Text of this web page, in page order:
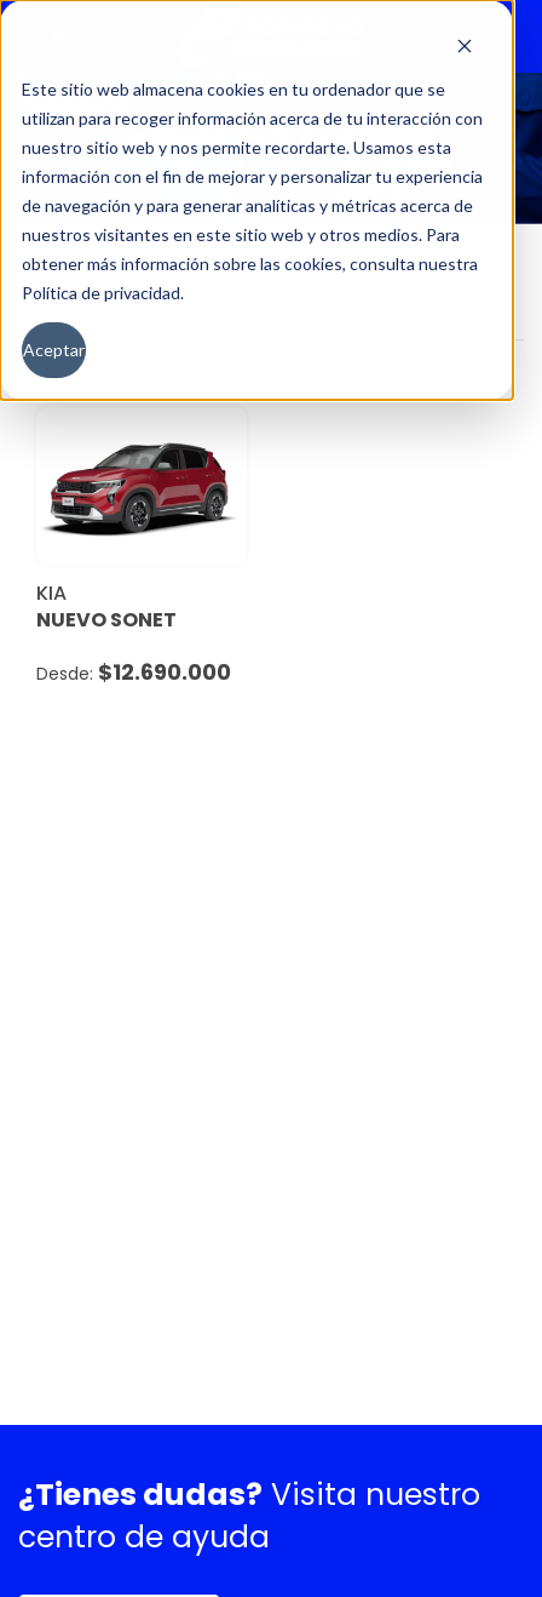
Este sitio web almacena cookies en tu ordenador que se
utilizan para recoger información acerca de tu interacción con
nuestro sitio web y nos permite recordarte. Usamos esta
información con el fin de mejorar y personalizar tu experiencia
de navegación y para generar analíticas y métricas acerca de
nuestros visitantes en este sitio web y otros medios. Para
obtener más información sobre las cookies, consulta nuestra
Política de privacidad.
Aceptar
SONET LX 1.5L 6MT.
Inicio Versión del producto
Filtros
KIA
NUEVO SONET
$12.690.000
¿Tienes dudas? Visita nuestro
centro de ayuda